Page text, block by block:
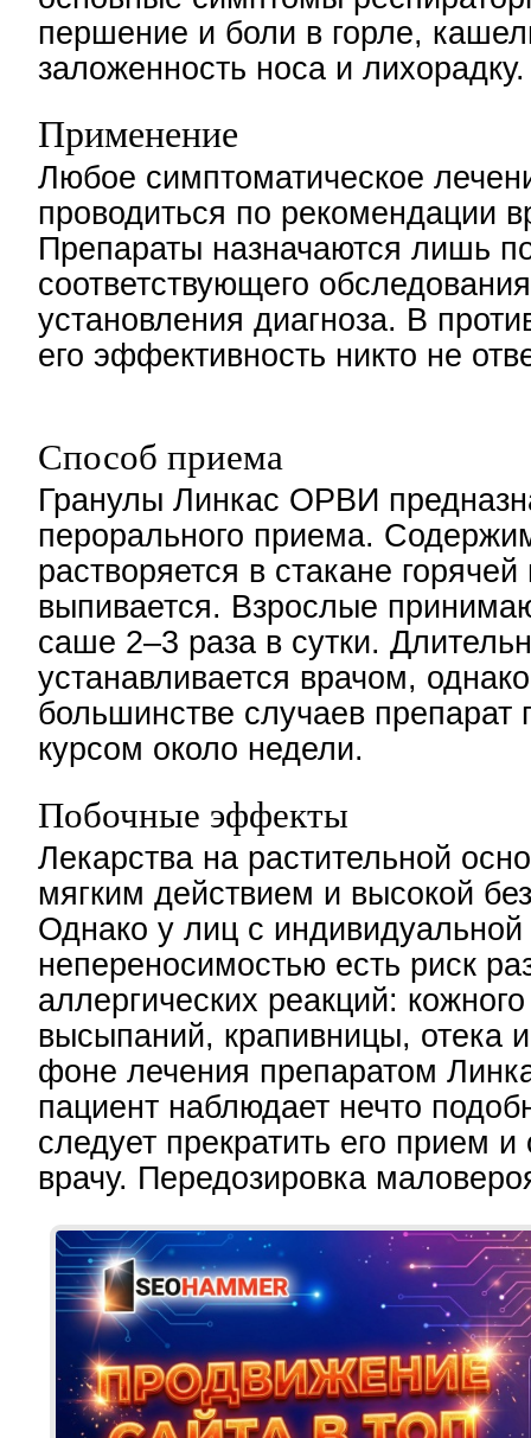
першение и боли в горле,
заложенность носа и лихорадку.
Применение
Любое симптоматическое
проводиться по рекомендации
Препараты назначаются лишь
соответствующего
установления диагноза. В
его эффективность никто не
Способ приема
Гранулы Линкас ОРВИ
перорального приема.
растворяется в стакане
выпивается. Взрослые
саше 2–3 раза в сутки.
устанавливается врачом,
большинстве случаев препарат
курсом около недели.
Побочные эффекты
Лекарства на растительной
мягким действием и высокой
Однако у лиц с индивидуальной
непереносимостью есть риск
аллергических реакций:
высыпаний, крапивницы, отека
фоне лечения препаратом
пациент наблюдает нечто
следует прекратить его прием и
врачу. Передозировка